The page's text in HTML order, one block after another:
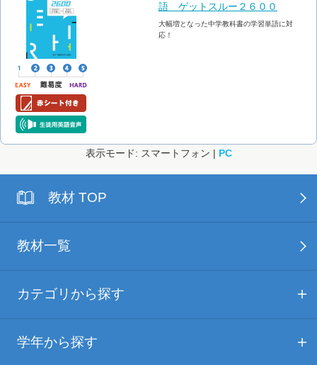
語 ゲットスルー２６００
大幅増となった中学教科書の学習単語に対
応！
表示モード: スマートフォン | PC
教材 TOP
教材一覧
カテゴリから探す
学年から探す